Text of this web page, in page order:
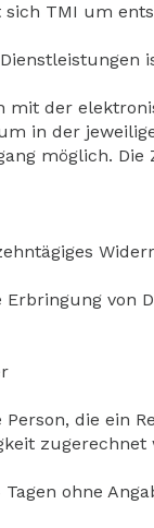
TMI um
mit der
in der
möglich.
von
die ein
zugerechnet
Tagen ohne